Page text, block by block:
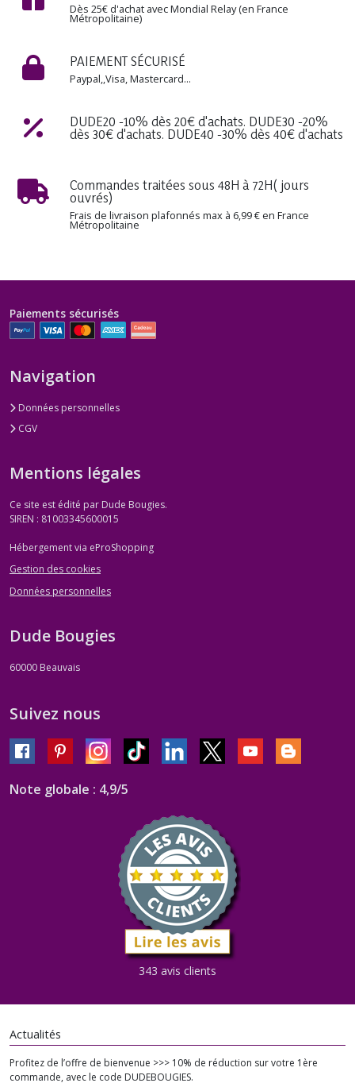
Dès 25€ d'achat avec Mondial Relay (en France
Métropolitaine)
PAIEMENT SÉCURISÉ
Paypal,,Visa, Mastercard...
DUDE20 -10% dès 20€ d'achats. DUDE30 -20%
dès 30€ d'achats. DUDE40 -30% dès 40€ d'achats
Commandes traitées sous 48H à 72H( jours
ouvrés)
Frais de livraison plafonnés max à 6,99 € en France
Métropolitaine
Paiements sécurisés
Navigation
Données personnelles
CGV
Mentions légales
Ce site est édité par Dude Bougies.
SIREN : 81003345600015
Hébergement via eProShopping
Gestion des cookies
Données personnelles
Dude Bougies
60000 Beauvais
Suivez nous
Note globale : 4,9/5
343 avis clients
Actualités
Profitez de l’offre de bienvenue >>> 10% de réduction sur votre 1ère
commande, avec le code DUDEBOUGIES.